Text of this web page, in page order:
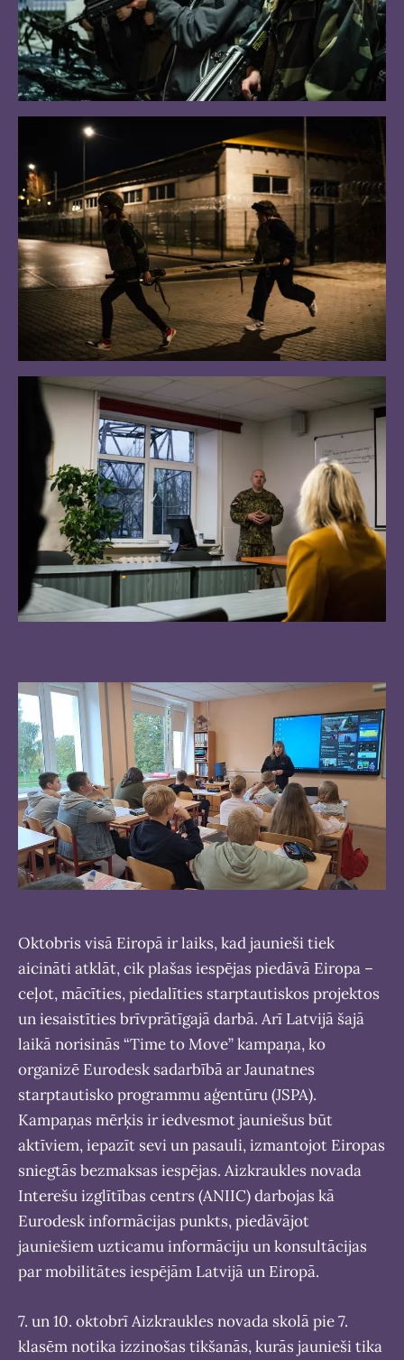
Oktobris visā Eiropā ir laiks, kad jaunieši tiek
aicināti atklāt, cik plašas iespējas piedāvā Eiropa –
ceļot, mācīties, piedalīties starptautiskos projektos
un iesaistīties brīvprātīgajā darbā. Arī Latvijā šajā
laikā norisinās “Time to Move” kampaņa, ko
organizē Eurodesk sadarbībā ar Jaunatnes
starptautisko programmu aģentūru (JSPA).
Kampaņas mērķis ir iedvesmot jauniešus būt
aktīviem, iepazīt sevi un pasauli, izmantojot Eiropas
sniegtās bezmaksas iespējas. Aizkraukles novada
Interešu izglītības centrs (ANIIC) darbojas kā
Eurodesk informācijas punkts, piedāvājot
jauniešiem uzticamu informāciju un konsultācijas
par mobilitātes iespējām Latvijā un Eiropā.
7. un 10. oktobrī Aizkraukles novada skolā pie 7.
klasēm notika izzinošas tikšanās, kurās jaunieši tika